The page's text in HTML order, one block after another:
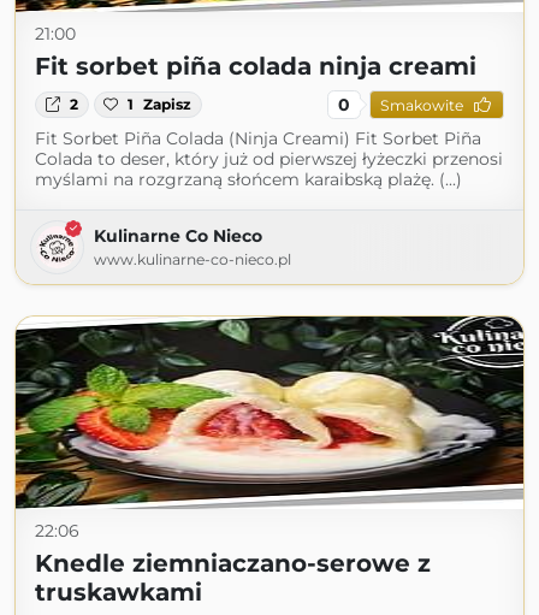
21:00
Fit sorbet piña colada ninja creami
2 1 Zapisz 0 Smakowite
Fit Sorbet Piña Colada (Ninja Creami) Fit Sorbet Piña
Colada to deser, który już od pierwszej łyżeczki przenosi
myślami na rozgrzaną słońcem karaibską plażę. (...)
Kulinarne Co Nieco
www.kulinarne-co-nieco.pl
22:06
Knedle ziemniaczano-serowe z
truskawkami